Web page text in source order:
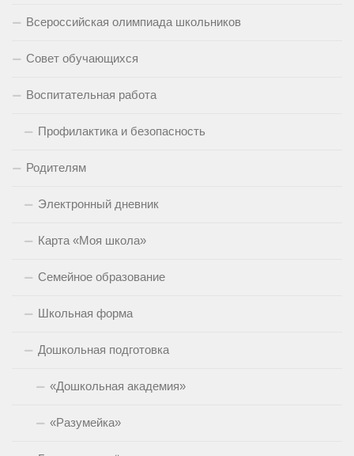
Всероссийская олимпиада школьников
Совет обучающихся
Воспитательная работа
Профилактика и безопасность
Родителям
Электронный дневник
Карта «Моя школа»
Семейное образование
Школьная форма
Дошкольная подготовка
«Дошкольная академия»
«Разумейка»